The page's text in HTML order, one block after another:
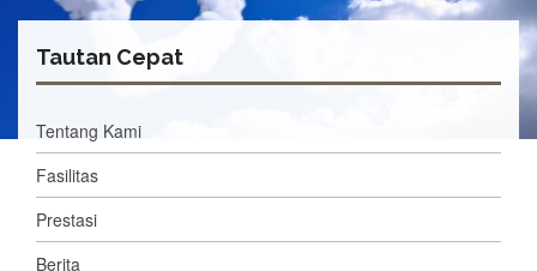
Tautan Cepat
Tentang Kami
Fasilitas
Prestasi
Berita